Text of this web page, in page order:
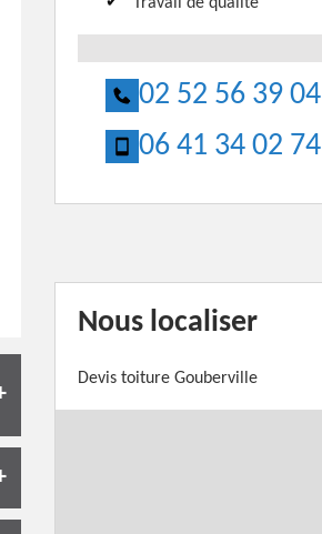
02 52 56 39 04
06 41 34 02 74
Nous localiser
Devis toiture Gouberville